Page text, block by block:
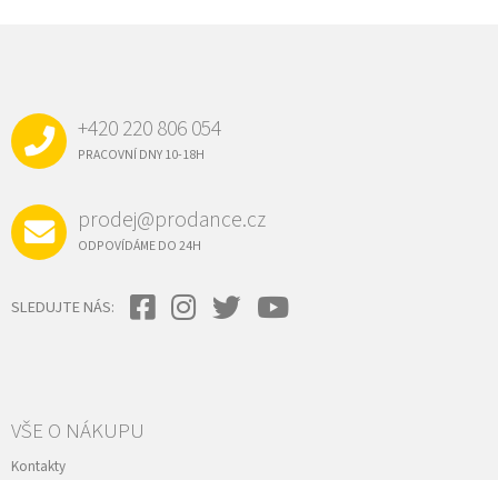
+420 220 806 054
PRACOVNÍ DNY 10-18H
prodej@prodance.cz
ODPOVÍDÁME DO 24H
SLEDUJTE NÁS:
VŠE O NÁKUPU
Kontakty